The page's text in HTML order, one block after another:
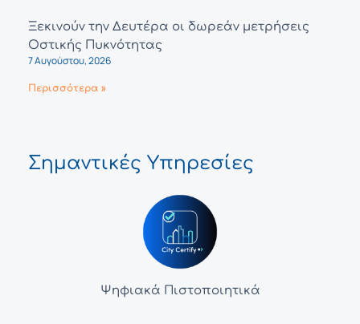
Ξεκινούν την Δευτέρα οι δωρεάν μετρήσεις
Οστικής Πυκνότητας
7 Αυγούστου, 2026
Περισσότερα »
Σημαντικές Υπηρεσίες
Ψηφιακά Πιστοποιητικά